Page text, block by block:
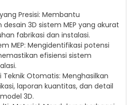
Presisi: Membantu
3D sistem MEP yang akurat
fabrikasi dan instalasi.
MEP: Mengidentifikasi potensi
efisiensi sistem
Teknik Otomatis: Menghasilkan
laporan kuantitas, dan detail
3D.